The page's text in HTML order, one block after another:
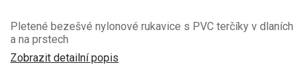
Pletené bezešvé nylonové rukavice s PVC terčíky v dlaních
a na prstech
Zobrazit detailní popis